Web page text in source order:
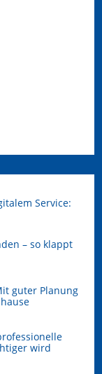
Service:
– so klappt
guter Planung
wird